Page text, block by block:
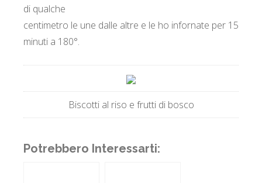
di qualche
centimetro le une dalle altre e le ho infornate per 15
minuti a 180°.
Biscotti al riso e frutti di bosco
Potrebbero Interessarti: